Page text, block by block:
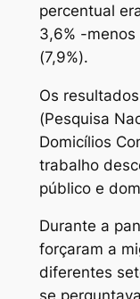
percentual
3,6% -
(7,9%).
Os
(Pesquisa
Domicílios
trabalho
público e
Durante a
forçaram a
diferentes